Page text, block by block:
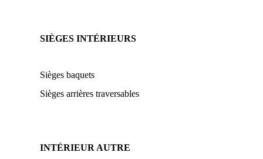
SIÈGES INTÉRIEURS
Sièges baquets
Sièges arrières traversables
INTÉRIEUR AUTRE